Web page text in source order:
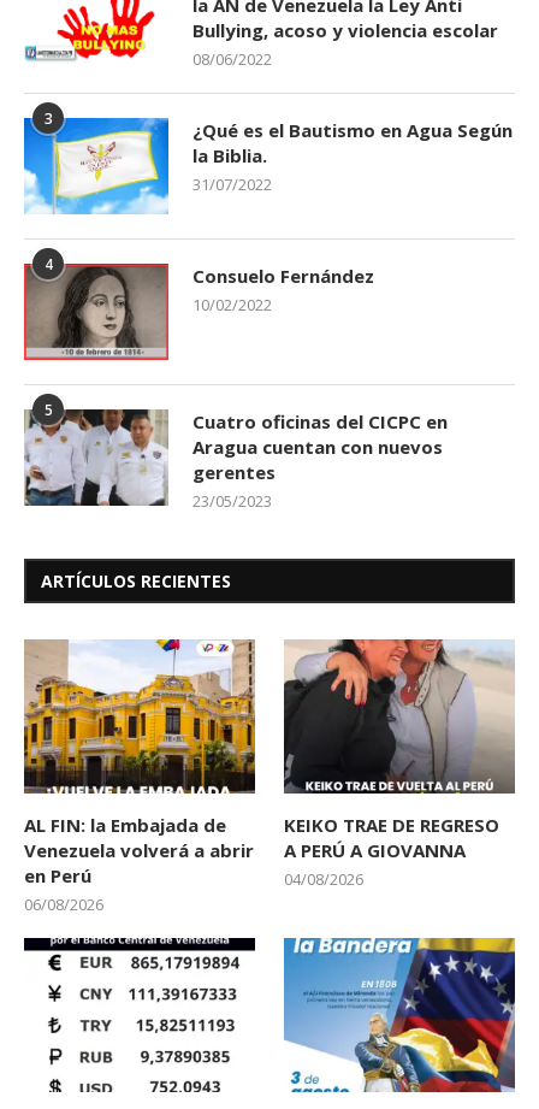
la AN de Venezuela la Ley Anti
Bullying, acoso y violencia escolar
08/06/2022
3
¿Qué es el Bautismo en Agua Según
la Biblia.
31/07/2022
4 Consuelo Fernández
10/02/2022
5
Cuatro oficinas del CICPC en
Aragua cuentan con nuevos
gerentes
23/05/2023
ARTÍCULOS RECIENTES
AL FIN: la Embajada de
Venezuela volverá a abrir
en Perú
06/08/2026
KEIKO TRAE DE REGRESO
A PERÚ A GIOVANNA
04/08/2026